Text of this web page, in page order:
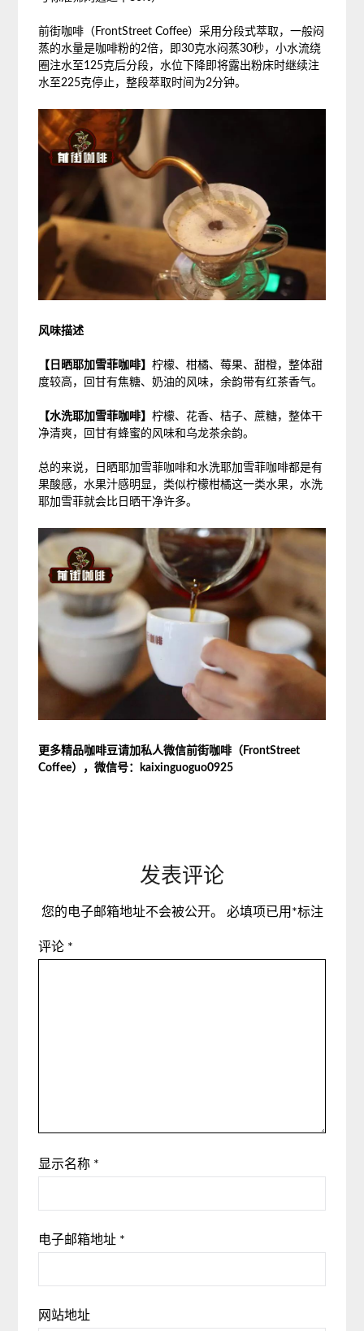
前街咖啡（FrontStreet Coffee）采用分段式萃取，一般闷
蒸的水量是咖啡粉的2倍，即30克水闷蒸30秒，小水流绕
圈注水至125克后分段，水位下降即将露出粉床时继续注
水至225克停止，整段萃取时间为2分钟。
风味描述
【日晒耶加雪菲咖啡】柠檬、柑橘、莓果、甜橙，整体甜
度较高，回甘有焦糖、奶油的风味，余韵带有红茶香气。
【水洗耶加雪菲咖啡】柠檬、花香、桔子、蔗糖，整体干
净清爽，回甘有蜂蜜的风味和乌龙茶余韵。
总的来说，日晒耶加雪菲咖啡和水洗耶加雪菲咖啡都是有
果酸感，水果汁感明显，类似柠檬柑橘这一类水果，水洗
耶加雪菲就会比日晒干净许多。
更多精品咖啡豆请加私人微信前街咖啡（FrontStreet
Coffee），微信号：kaixinguoguo0925
发表评论
您的电子邮箱地址不会被公开。 必填项已用 *标注
评论 *
显示名称 *
电子邮箱地址 *
网站地址